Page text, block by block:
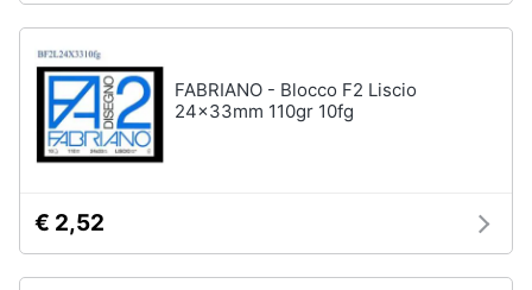
FABRIANO - Blocco F2 Liscio
24x33mm 110gr 10fg
€ 2,52